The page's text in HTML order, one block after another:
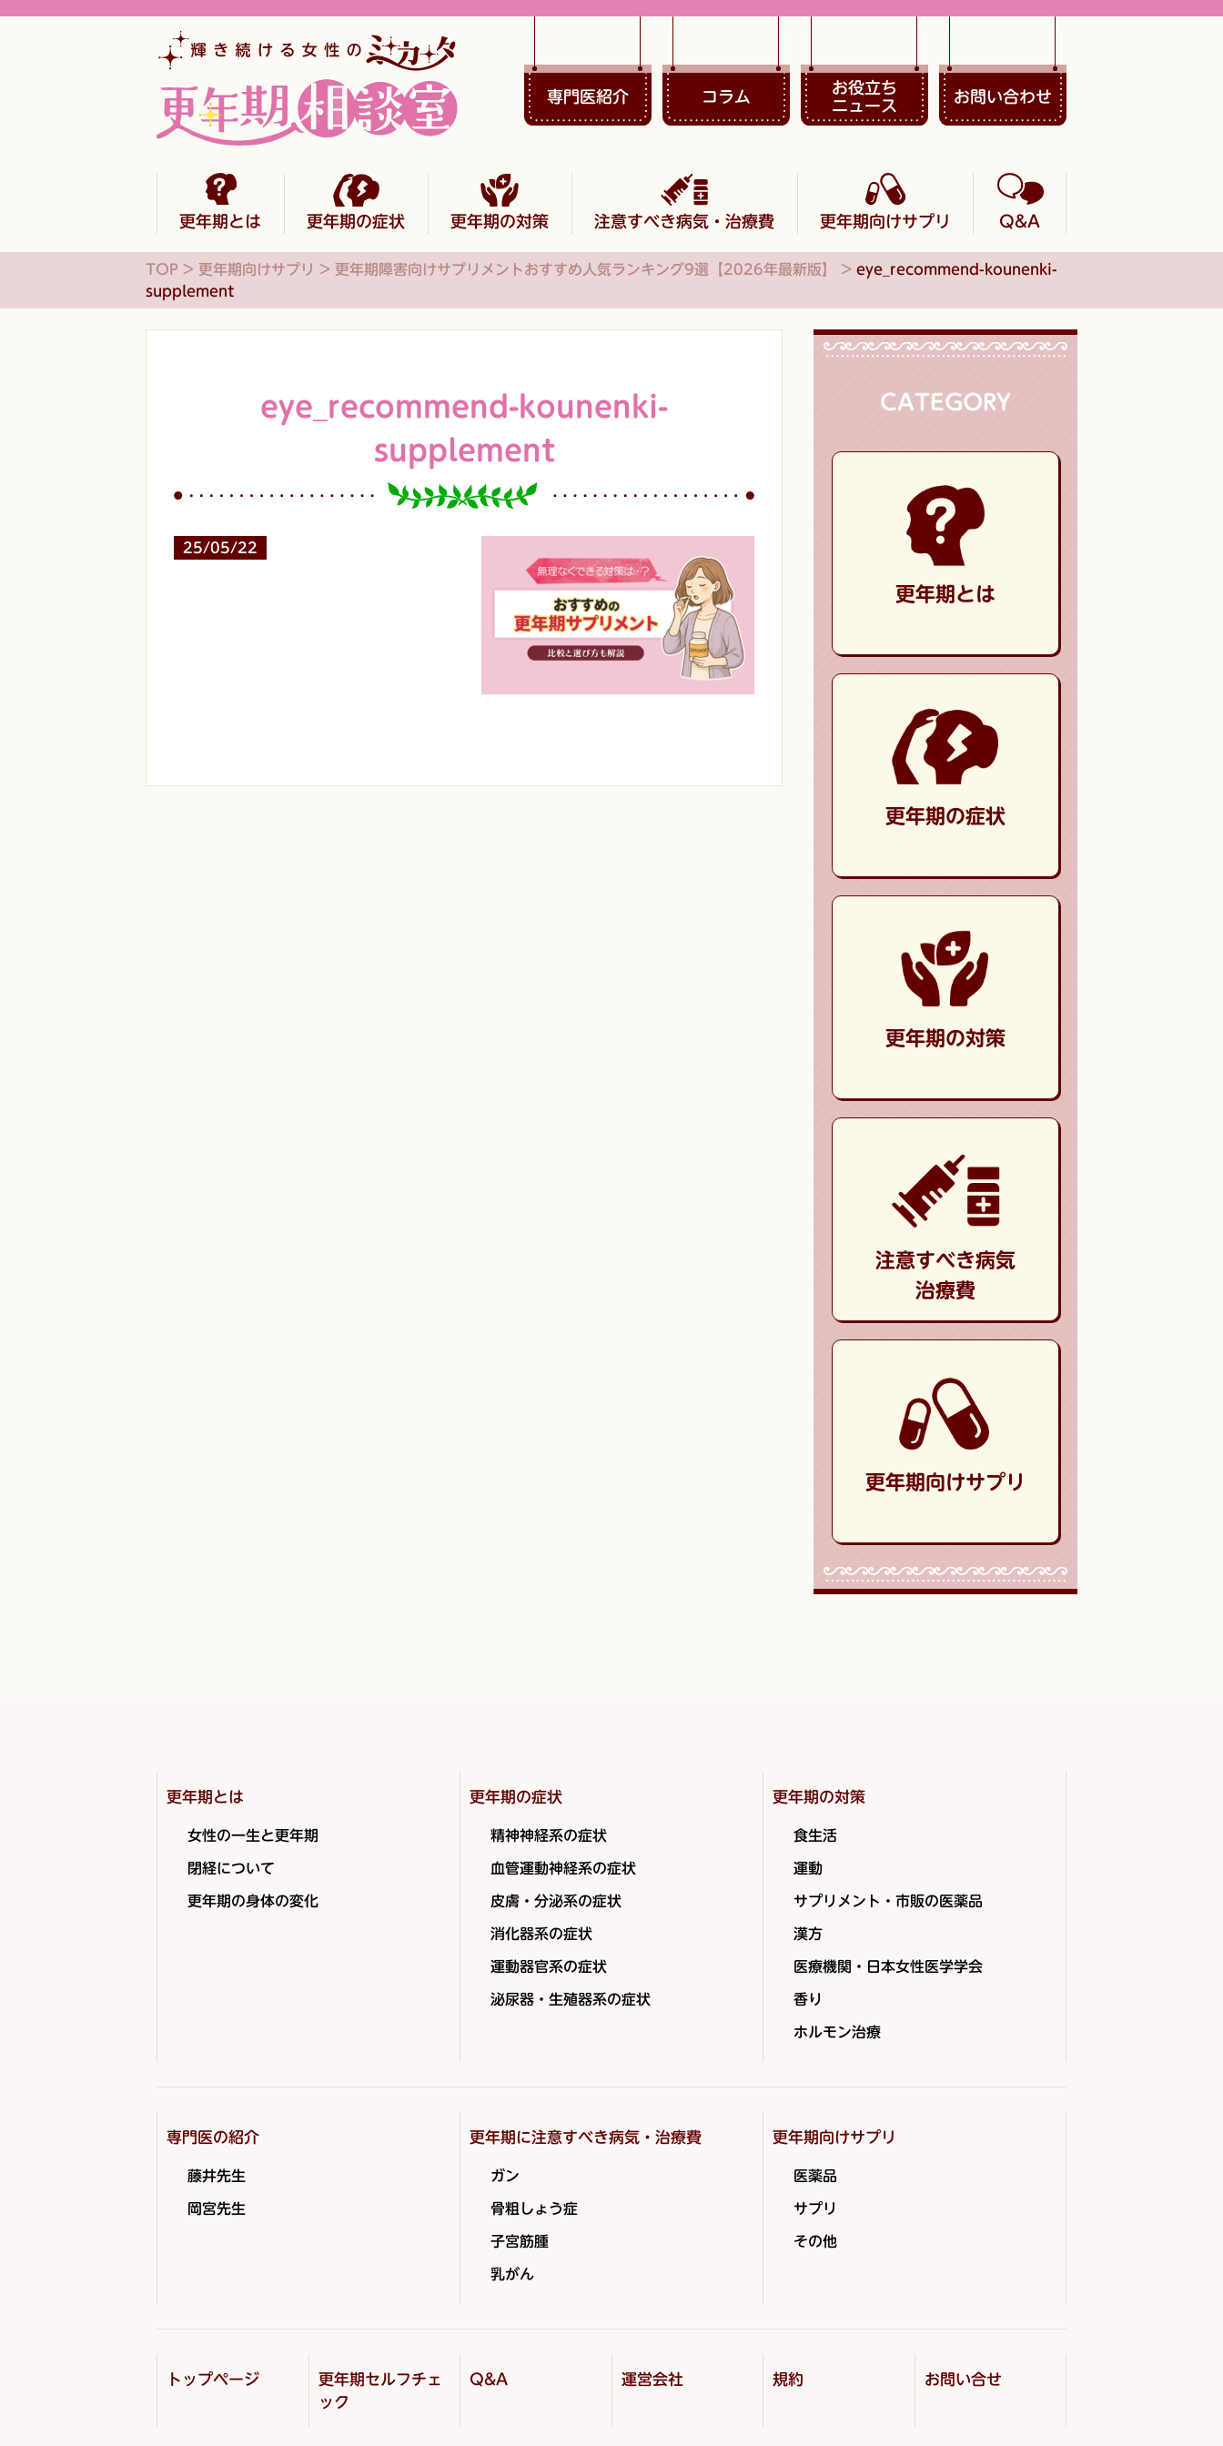
専門医紹介 コラム
お役立ち
ニュース
お問い合わせ
更年期とは 更年期の症状 更年期の対策 注意すべき病気・治療費 更年期向けサプリ Q&A
TOP > 更年期向けサプリ > 更年期障害向けサプリメントおすすめ人気ランキング9選【2026年最新版】 > eye_recommend-kounenki-
supplement
eye_recommend-kounenki-
supplement
25/05/22
CATEGORY
更年期とは
更年期の症状
更年期の対策
注意すべき病気
治療費
更年期向けサプリ
更年期とは
女性の一生と更年期
閉経について
更年期の身体の変化
更年期の症状
精神神経系の症状
血管運動神経系の症状
皮膚・分泌系の症状
消化器系の症状
運動器官系の症状
泌尿器・生殖器系の症状
更年期の対策
食生活
運動
サプリメント・市販の医薬品
漢方
医療機関・日本女性医学学会
香り
ホルモン治療
専門医の紹介
藤井先生
岡宮先生
更年期に注意すべき病気・治療費
ガン
骨粗しょう症
子宮筋腫
乳がん
更年期向けサプリ
医薬品
サプリ
その他
トップページ
更年期セルフチェ
ック
Q&A 運営会社 規約 お問い合せ